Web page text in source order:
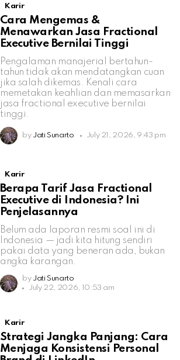
Karir
Cara Mengemas &
Menawarkan Jasa Fractional
Executive Bernilai Tinggi
Pengalaman manajerial bertahun-
tahun tidak akan mendatangkan cuan
jika salah dikemas. Kenali cara
memetakan keahlian dan memasarkan
jasa fractional executive bernilai
tinggi.
by Jati Sunarto July 21, 2026, 9:43 pm
Karir
Berapa Tarif Jasa Fractional
Executive di Indonesia? Ini
Penjelasannya
Belum ada laporan resmi soal ini di
Indonesia — jadi kita hitung sendiri
pakai data yang beneran ada, bukan
angka karangan.
by Jati Sunarto
July 22, 2026, 10:53 am
Karir
Strategi Jangka Panjang: Cara
Menjaga Konsistensi Personal